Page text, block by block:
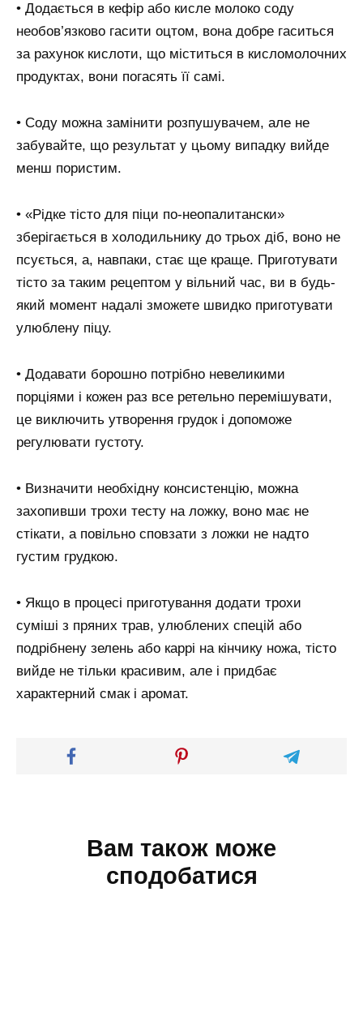
• Додається в кефір або кисле молоко соду
необов’язково гасити оцтом, вона добре гаситься
за рахунок кислоти, що міститься в кисломолочних
продуктах, вони погасять її самі.
• Соду можна замінити розпушувачем, але не
забувайте, що результат у цьому випадку вийде
менш пористим.
• «Рідке тісто для піци по-неопалитански»
зберігається в холодильнику до трьох діб, воно не
псується, а, навпаки, стає ще краще. Приготувати
тісто за таким рецептом у вільний час, ви в будь-
який момент надалі зможете швидко приготувати
улюблену піцу.
• Додавати борошно потрібно невеликими
порціями і кожен раз все ретельно перемішувати,
це виключить утворення грудок і допоможе
регулювати густоту.
• Визначити необхідну консистенцію, можна
захопивши трохи тесту на ложку, воно має не
стікати, а повільно сповзати з ложки не надто
густим грудкою.
• Якщо в процесі приготування додати трохи
суміші з пряних трав, улюблених спецій або
подрібнену зелень або каррі на кінчику ножа, тісто
вийде не тільки красивим, але і придбає
характерний смак і аромат.
Вам також може
сподобатися